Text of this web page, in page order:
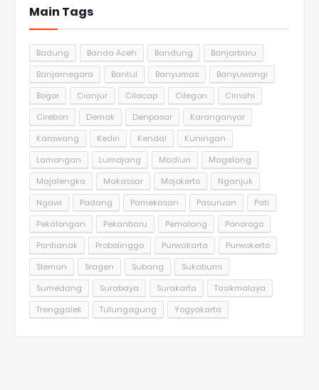
Main Tags
Badung Banda Aceh Bandung
Banjarbaru
Banjarnegara
Bantul Banyumas
Banyuwangi
Bogor
Cianjur Cilacap Cilegon
Cimahi
Cirebon
Demak Denpasar
Karanganyar
Karawang
Kediri Kendal
Kuningan
Lamongan
Lumajang Madiun
Magelang
Majalengka
Makassar Mojokerto
Nganjuk
Ngawi
Padang Pamekasan Pasuruan
Pati
Pekalongan
Pekanbaru Pemalang
Ponorogo
Pontianak
Probolinggo Purwakarta
Purwokerto
Sleman
Sragen Subang
Sukabumi
Sumedang
Surabaya Surakarta
Tasikmalaya
Trenggalek
Tulungagung Yogyakarta